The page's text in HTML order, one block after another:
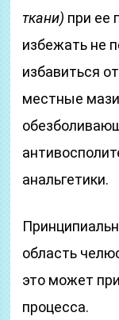
ткани) при ее
избежать не
избавиться
местные
анальгетики.
область
это может
процесса.